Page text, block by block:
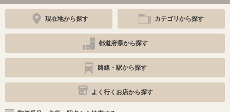
現在地から探す カテゴリから探す
都道府県から探す
路線・駅から探す
よく行くお店から探す